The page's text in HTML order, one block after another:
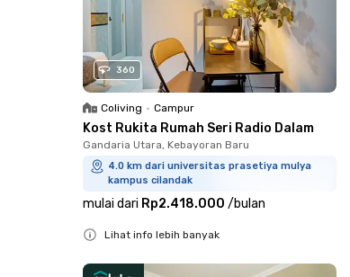
360
Coliving • Campur
Kost Rukita Rumah Seri Radio Dalam
Gandaria Utara, Kebayoran Baru
4.0 km dari universitas prasetiya mulya
kampus cilandak
mulai dari Rp2.418.000 /bulan
Lihat info lebih banyak